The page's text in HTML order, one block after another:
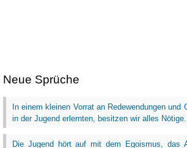
Neue Sprüche
In einem kleinen Vorrat an Redewendungen und
in der Jugend erlernten, besitzen wir alles Nötige...
Die Jugend hört auf mit dem Egoismus, das